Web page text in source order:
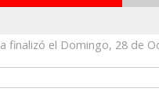
finalizó el Domingo, 28 de